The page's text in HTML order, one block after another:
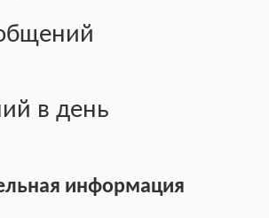
в день
информация